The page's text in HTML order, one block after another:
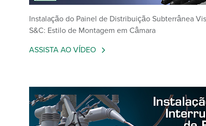
Instalação do Painel de Distribuição Subterrânea
S&C: Estilo de Montagem em Câmara
ASSISTA AO VÍDEO